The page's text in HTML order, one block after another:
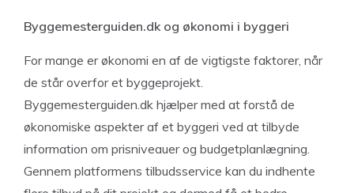
Byggemesterguiden.dk og økonomi i byggeri
For mange er økonomi en af de vigtigste faktorer, når
de står overfor et byggeprojekt.
Byggemesterguiden.dk hjælper med at forstå de
økonomiske aspekter af et byggeri ved at tilbyde
information om prisniveauer og budgetplanlægning.
Gennem platformens tilbudsservice kan du indhente